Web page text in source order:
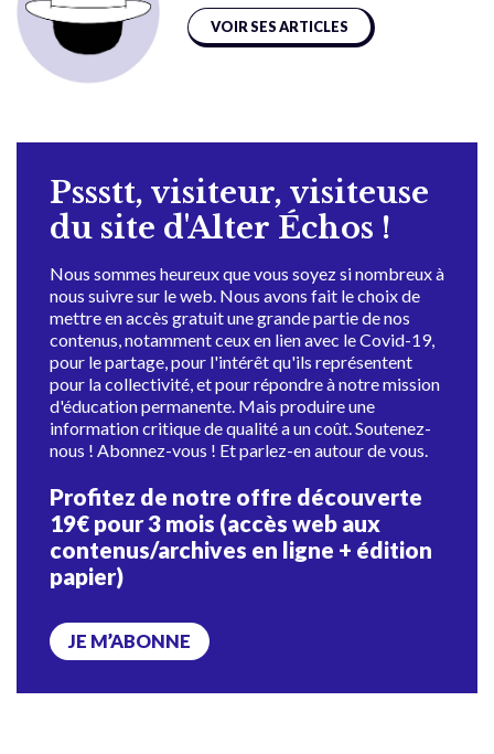
VOIR SES ARTICLES
Pssstt, visiteur, visiteuse
du site d'Alter Échos !
Nous sommes heureux que vous soyez si nombreux à
nous suivre sur le web. Nous avons fait le choix de
mettre en accès gratuit une grande partie de nos
contenus, notamment ceux en lien avec le Covid-19,
pour le partage, pour l'intérêt qu'ils représentent
pour la collectivité, et pour répondre à notre mission
d'éducation permanente. Mais produire une
information critique de qualité a un coût. Soutenez-
nous ! Abonnez-vous ! Et parlez-en autour de vous.
Profitez de notre offre découverte
19€ pour 3 mois (accès web aux
contenus/archives en ligne + édition
papier)
JE M’ABONNE